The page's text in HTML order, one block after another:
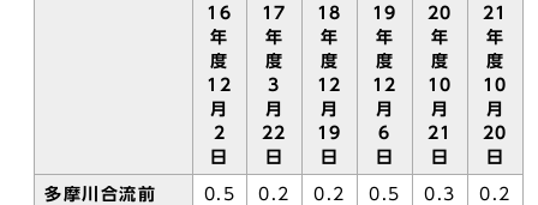
16
年
度
12
月
2
日
17
年
度
3
月
22
日
18
年
度
12
月
19
日
19
年
度
12
月
6
日
20
年
度
10
月
21
日
21
年
度
10
月
20
日
多摩川合流前 0.5 0.2 0.2 0.5 0.3 0.2